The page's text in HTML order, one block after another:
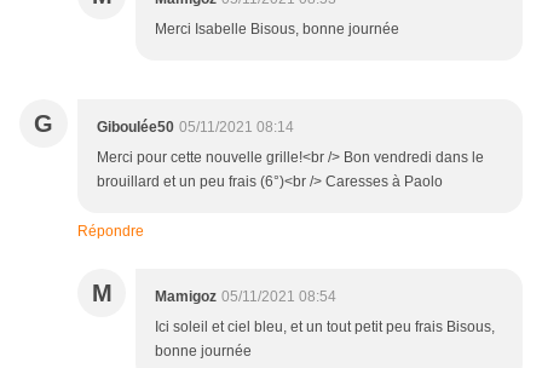
Merci Isabelle Bisous, bonne journée
G Giboulée50 05/11/2021 08:14
Merci pour cette nouvelle grille!<br /> Bon vendredi dans le
brouillard et un peu frais (6°)<br /> Caresses à Paolo
Répondre
M Mamigoz 05/11/2021 08:54
Ici soleil et ciel bleu, et un tout petit peu frais Bisous,
bonne journée